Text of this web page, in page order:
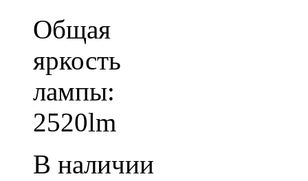
Общая
яркость
лампы:
2520lm
В наличии